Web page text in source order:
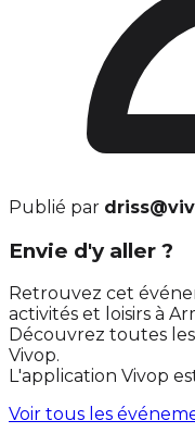
Publié par
Envie d'y aller ?
Retrouvez cet
activités et loisirs à
Découvrez toutes
Vivop.
L'application Vivop
Voir tous les